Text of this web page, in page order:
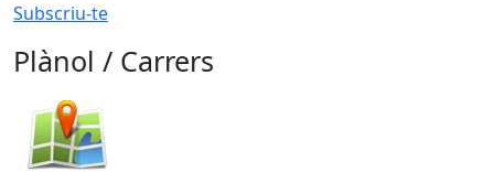
Subscriu-te
Plànol / Carrers